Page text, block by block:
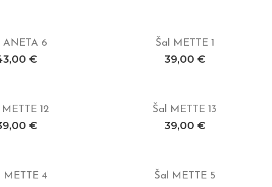
v košarico
ANETA 6
€
Dodaj v košarico
Šal METTE 1
39,00 €
v košarico
12
€
Dodaj v košarico
Šal METTE 13
39,00 €
v košarico
METTE 4 Dodaj v košarico
Šal METTE 5